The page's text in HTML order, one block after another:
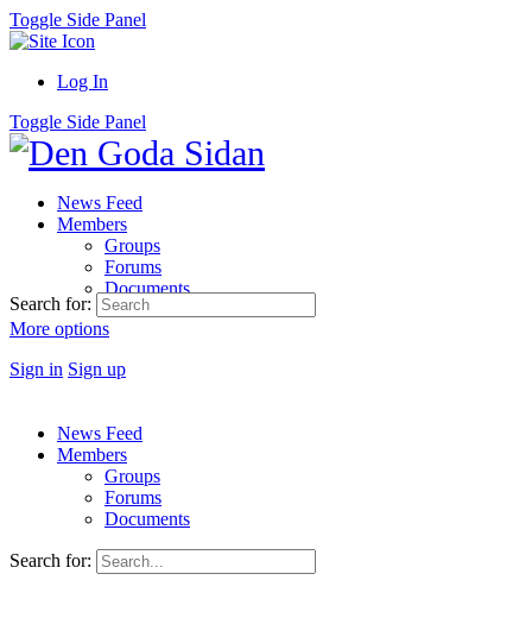
Toggle Side Panel
Log In
Toggle Side Panel
News Feed
Members
Groups
Forums
Documents
More options
Sign in Sign up
Search for:
News Feed
Members
Groups
Forums
Documents
Search for: